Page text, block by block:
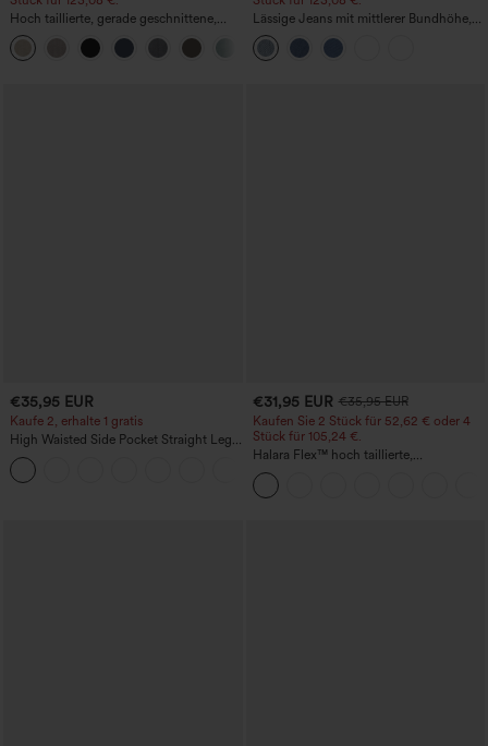
Hoch taillierte, gerade geschnittene,
legere Leinen-Optik-Hose mit Taschen
+5
Lässige Jeans mit mittlerer Bundhöhe,
Kordelzug und Taschen
€35,95 EUR
Kaufe 2, erhalte 1 gratis
High Waisted Side Pocket Straight Leg
Work Pants
€31,95 EUR €35,95 EUR
Kaufen Sie 2 Stück für 52,62 € oder 4
Stück für 105,24 €.
Halara Flex™ hoch taillierte,
figurformende Arbeitshose, die die Taille
schmaler wirken lässt, mit Taschen,
weitem Bein und Mikro-Waffelstruktur